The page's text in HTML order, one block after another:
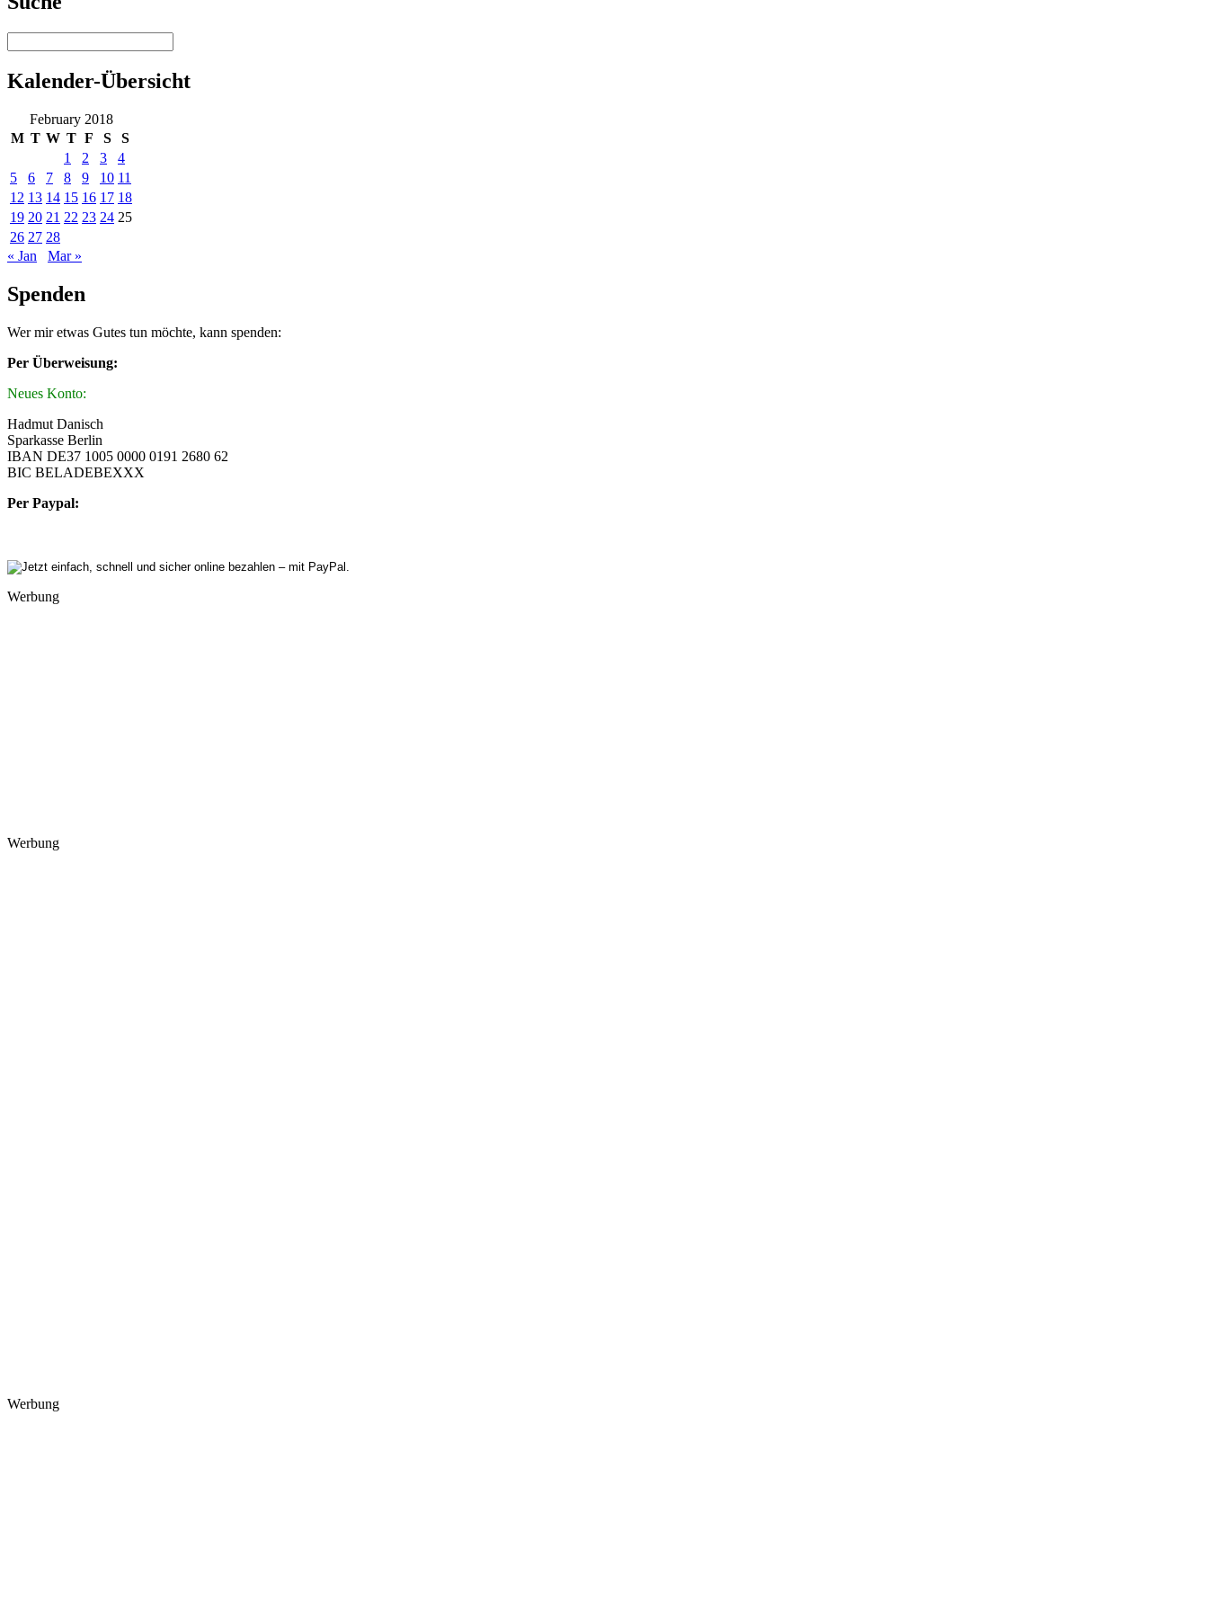
Kalender-Übersicht
February 2018
M T W T F S
S
1
2 3
4
5
6 7 8 9 10 11
12 13 14 15 16 17 18
19 20 21 22 23 24 25
26 27 28
« Jan
Mar »
Spenden
Wer mir etwas Gutes tun möchte, kann spenden:
Per Überweisung:
Neues Konto:
Hadmut Danisch
Sparkasse Berlin
IBAN DE37 1005 0000 0191 2680 62
BIC BELADEBEXXX
Per Paypal:
Werbung
Werbung
Werbung